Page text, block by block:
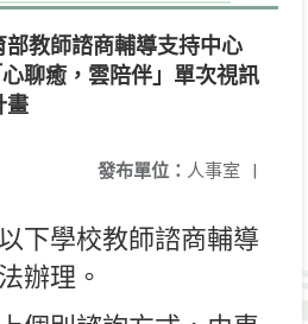
部教師諮商輔導支持中心
聊癒，雲陪伴」單次視訊
畫
發布單位： 人事室 |
下學校教師諮商輔導
辦理。